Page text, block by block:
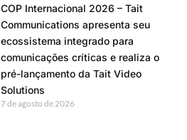
COP Internacional 2026 – Tait
Communications apresenta seu
ecossistema integrado para
comunicações críticas e realiza o
pré-lançamento da Tait Video
Solutions
7 de agosto de 2026